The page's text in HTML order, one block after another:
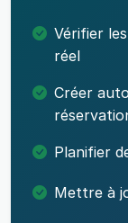
Vérifier
réel
Créer
Planifier
Mettre à